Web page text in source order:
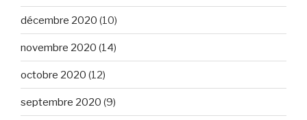
décembre 2020 (10)
novembre 2020 (14)
octobre 2020 (12)
septembre 2020 (9)